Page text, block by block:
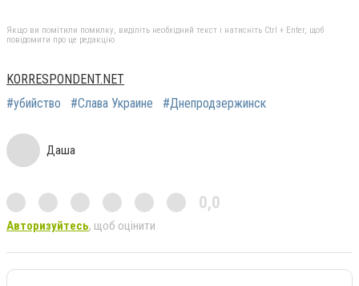
Якщо ви помітили помилку, виділіть необхідний текст і натисніть Ctrl + Enter, щоб
повідомити про це редакцію
KORRESPONDENT.NET
#убийство
#Слава Украине #Днепродзержинск
Даша
0,0
Авторизуйтесь, щоб оцінити